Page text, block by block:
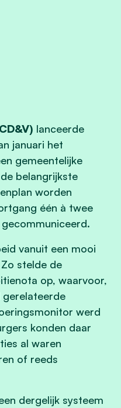
lanceerde
januari het
gemeentelijke
belangrijkste
worden
één à twee
vanuit een mooi
stelde de
op, waarvoor,
werd
konden daar
al waren
of reeds
dergelijk systeem